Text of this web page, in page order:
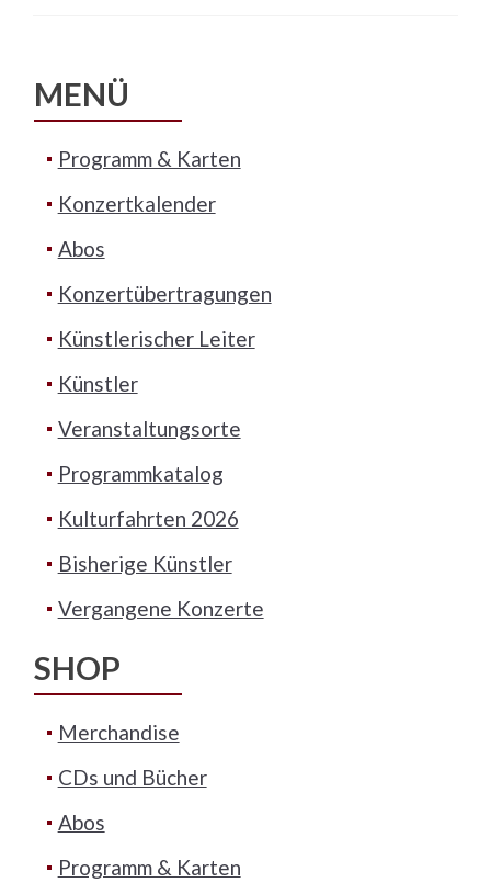
MENÜ
Programm & Karten
Konzertkalender
Abos
Konzertübertragungen
Künstlerischer Leiter
Künstler
Veranstaltungsorte
Programmkatalog
Kulturfahrten 2026
Bisherige Künstler
Vergangene Konzerte
SHOP
Merchandise
CDs und Bücher
Abos
Programm & Karten